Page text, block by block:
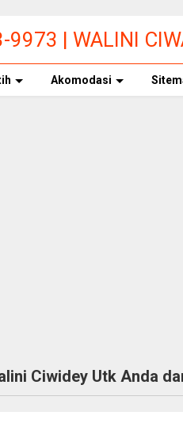
| WALINI
Akomodasi
Ciwidey Utk Anda